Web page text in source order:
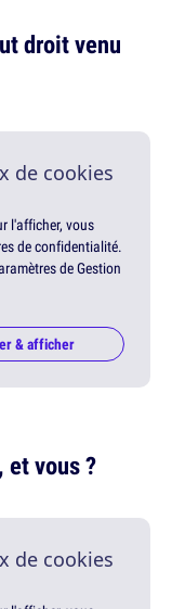
droit venu
de cookies
l'afficher, vous
de confidentialité.
de Gestion
& afficher
et vous ?
de cookies